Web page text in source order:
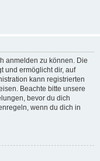
anmelden zu können. Die
und ermöglicht dir, auf
kann registrierten
Beachte bitte unsere
bevor du dich
wenn du dich in